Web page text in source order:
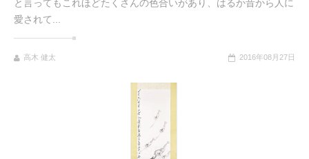
と言ってもこれほどたくさんの色合いがあり、はるか昔から人に
愛されて...
高木 健太 2016年08月27日